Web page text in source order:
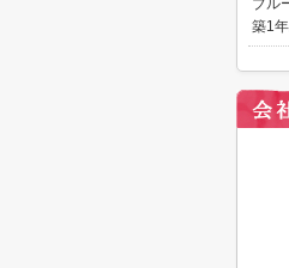
ブル
築1